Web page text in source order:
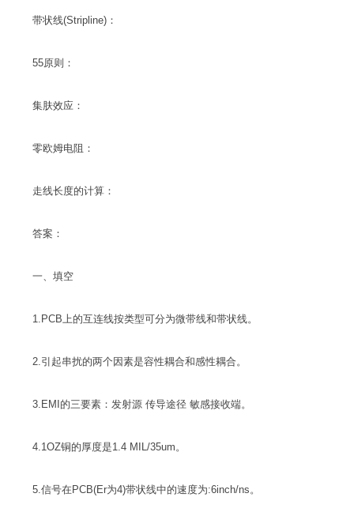
带状线(Stripline)：
55原则：
集肤效应：
零欧姆电阻：
走线长度的计算：
答案：
一、填空
1.PCB上的互连线按类型可分为微带线和带状线。
2.引起串扰的两个因素是容性耦合和感性耦合。
3.EMI的三要素：发射源 传导途径 敏感接收端。
4.1OZ铜的厚度是1.4 MIL/35um。
5.信号在PCB(Er为4)带状线中的速度为:6inch/ns。